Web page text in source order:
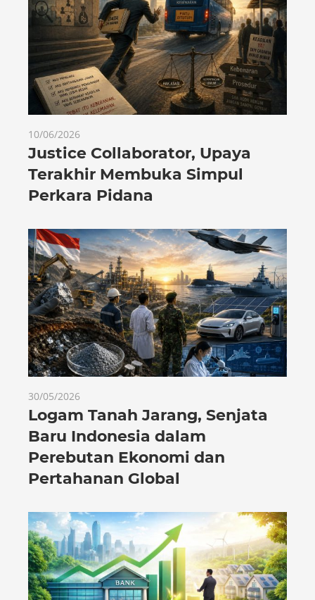
10/06/2026
Justice Collaborator, Upaya
Terakhir Membuka Simpul
Perkara Pidana
30/05/2026
Logam Tanah Jarang, Senjata
Baru Indonesia dalam
Perebutan Ekonomi dan
Pertahanan Global